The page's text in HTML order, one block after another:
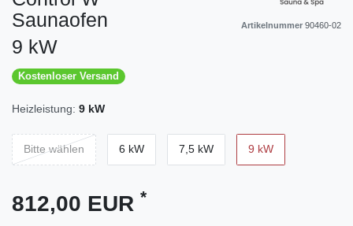
Saunaofen
9 kW
Artikelnummer 90460-02
Kostenloser Versand
Heizleistung: 9 kW
Bitte wählen 6 kW 7,5 kW 9 kW
812,00 EUR *